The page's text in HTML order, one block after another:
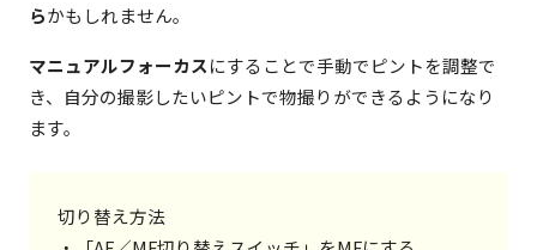
らかもしれません。
マニュアルフォーカスにすることで手動でピントを調整で
き、自分の撮影したいピントで物撮りができるようになり
ます。
切り替え方法